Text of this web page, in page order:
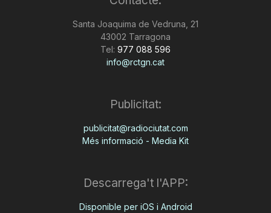
Santa Joaquima de Vedruna, 21
43002 Tarragona
Tel: 977 088 596
info@rctgn.cat
Publicitat:
publicitat@radiociutat.com
Més informació - Media Kit
Descarrega't l'APP:
Disponible per iOS i Android